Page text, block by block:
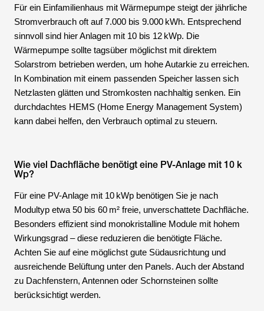
Für ein Einfamilienhaus mit Wärmepumpe steigt der jährliche
Stromverbrauch oft auf 7.000 bis 9.000 kWh. Entsprechend
sinnvoll sind hier Anlagen mit 10 bis 12 kWp. Die
Wärmepumpe sollte tagsüber möglichst mit direktem
Solarstrom betrieben werden, um hohe Autarkie zu erreichen.
In Kombination mit einem passenden Speicher lassen sich
Netzlasten glätten und Stromkosten nachhaltig senken. Ein
durchdachtes HEMS (Home Energy Management System)
kann dabei helfen, den Verbrauch optimal zu steuern.
Wie viel Dachfläche benötigt eine PV-Anlage mit 10 k
Wp?
Für eine PV-Anlage mit 10 kWp benötigen Sie je nach
Modultyp etwa 50 bis 60 m² freie, unverschattete Dachfläche.
Besonders effizient sind monokristalline Module mit hohem
Wirkungsgrad – diese reduzieren die benötigte Fläche.
Achten Sie auf eine möglichst gute Südausrichtung und
ausreichende Belüftung unter den Panels. Auch der Abstand
zu Dachfenstern, Antennen oder Schornsteinen sollte
berücksichtigt werden.